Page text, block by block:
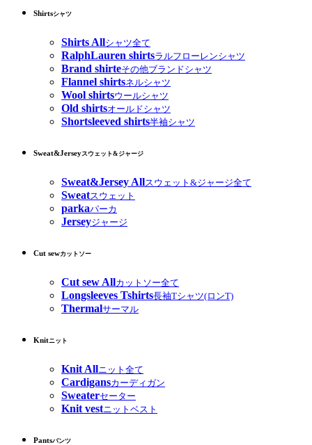
Shirtsシャツ
Shirts Allシャツ全て
RalphLauren shirtsラルフローレンシャツ
Brand shirteその他ブランドシャツ
Flannel shirtsネルシャツ
Wool shirtsウールシャツ
Old shirtsオールドシャツ
Shortsleeved shirts半袖シャツ
Sweat&Jerseyスウェット&ジャージ
Sweat&Jersey Allスウェット&ジャージ全て
Sweatスウェット
parkaパーカ
Jerseyジャージ
Cut sewカットソー
Cut sew Allカットソー全て
Longsleeves Tshirts長袖Tシャツ(ロンT)
Thermalサーマル
Knitニット
Knit Allニット全て
Cardigansカーディガン
Sweaterセーター
Knit vestニットベスト
Pantsパンツ